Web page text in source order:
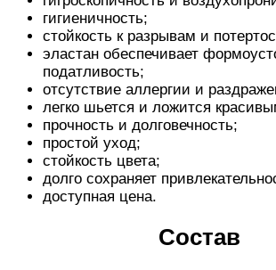
гигиеничность;
стойкость к разрывам и
эластан обеспечивает
податливость;
отсутствие аллергии и
легко шьется и ложится
прочность и долговечность;
простой уход;
стойкость цвета;
долго сохраняет
доступная цена.
Состав